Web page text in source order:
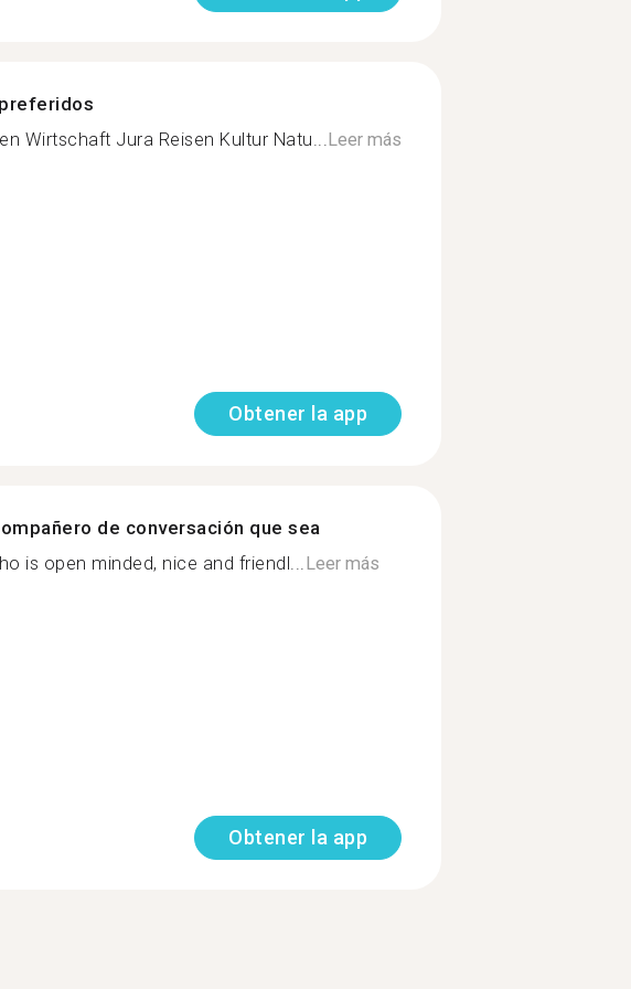
Wirtschaft Jura Reisen Kultur Natu...Leer más
Obtener la app
de conversación que sea
is open minded, nice and friendl...Leer más
Obtener la app